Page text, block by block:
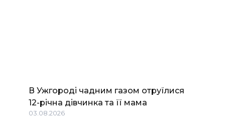
В Ужгороді чадним газом отруїлися
12-річна дівчинка та її мама
03.08.2026